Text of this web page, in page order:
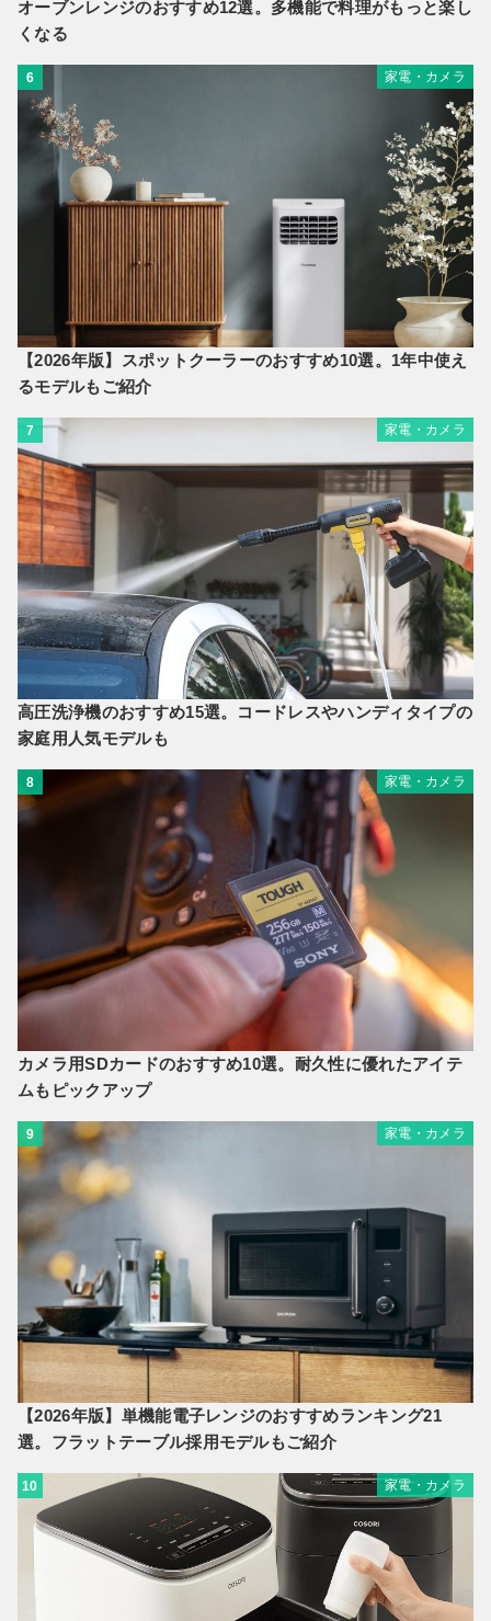
オーブンレンジのおすすめ12選。多機能で料理がもっと楽し
くなる
6 家電・カメラ
【2026年版】スポットクーラーのおすすめ10選。1年中使え
るモデルもご紹介
7 家電・カメラ
高圧洗浄機のおすすめ15選。コードレスやハンディタイプの
家庭用人気モデルも
8 家電・カメラ
カメラ用SDカードのおすすめ10選。耐久性に優れたアイテ
ムもピックアップ
9 家電・カメラ
【2026年版】単機能電子レンジのおすすめランキング21
選。フラットテーブル採用モデルもご紹介
10 家電・カメラ